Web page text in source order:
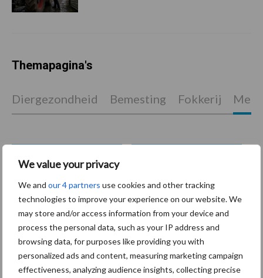
We value your privacy
We and our 4 partners use cookies and other tracking
technologies to improve your experience on our website. We
may store and/or access information from your device and
process the personal data, such as your IP address and
browsing data, for purposes like providing you with
personalized ads and content, measuring marketing campaign
effectiveness, analyzing audience insights, collecting precise
Themapagina's
Diergezondheid Bemesting Fokkerij
Bedrijfsnieuws
Toon meer